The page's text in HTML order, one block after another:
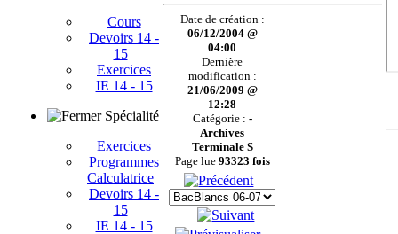
Cours
Devoirs 14 -
15
Exercices
IE 14 - 15
Spécialité
Exercices
Programmes
Calculatrice
Devoirs 14 -
15
IE 14 - 15
Date de création :
06/12/2004 @
04:00
Dernière
modification :
21/06/2009 @
12:28
Catégorie : -
Archives
Terminale S
Page lue 93323 fois